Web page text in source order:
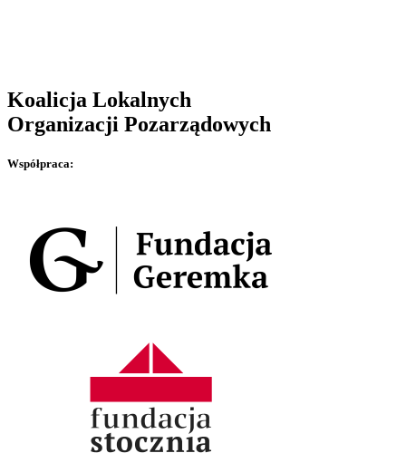
Koalicja Lokalnych
Organizacji Pozarządowych
Współpraca: